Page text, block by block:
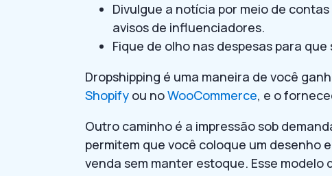
Divulgue a notícia por meio de
avisos de influenciadores.
Fique de olho nas despesas para
Dropshipping é uma maneira de você
Shopify ou noWooCommerce, e o
Outro caminho é a impressão sob
permitem que você coloque um desenho
venda sem manter estoque. Esse